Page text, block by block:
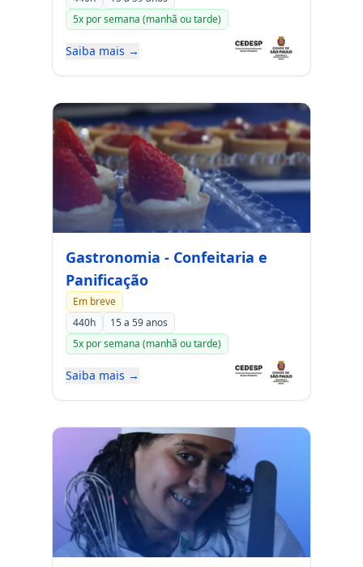
5x por semana (manhã ou tarde)
Saiba mais →
Gastronomia - Confeitaria e
Panificação
Em breve
440h
15 a 59 anos
5x por semana (manhã ou tarde)
Saiba mais →